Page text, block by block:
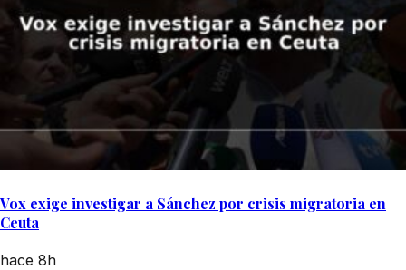
Vox exige investigar a Sánchez por crisis migratoria en
Ceuta
hace 8h